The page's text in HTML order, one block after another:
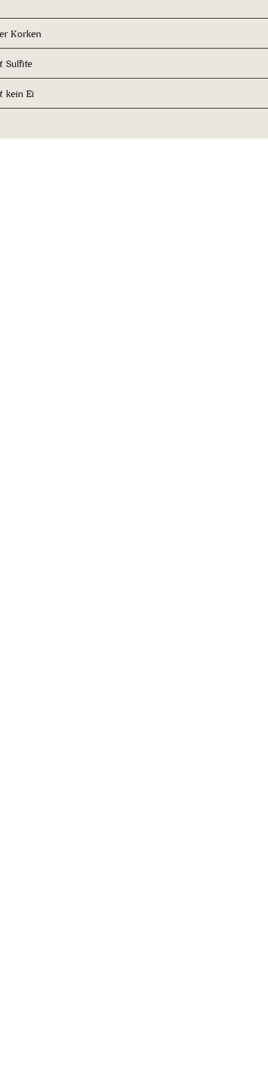
Korken
Sulfite
kein Ei